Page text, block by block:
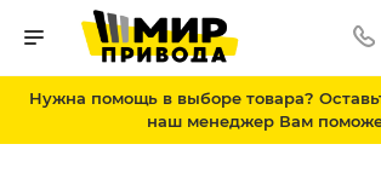
Нужна помощь в выборе товара?
наш менеджер Вам